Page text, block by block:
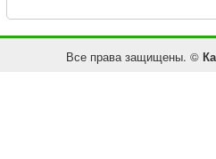
Все права защищены. ©